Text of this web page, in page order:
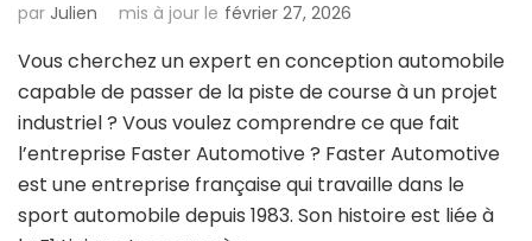
par Julien mis à jour le février 27, 2026
Vous cherchez un expert en conception automobile
capable de passer de la piste de course à un projet
industriel ? Vous voulez comprendre ce que fait
l’entreprise Faster Automotive ? Faster Automotive
est une entreprise française qui travaille dans le
sport automobile depuis 1983. Son histoire est liée à